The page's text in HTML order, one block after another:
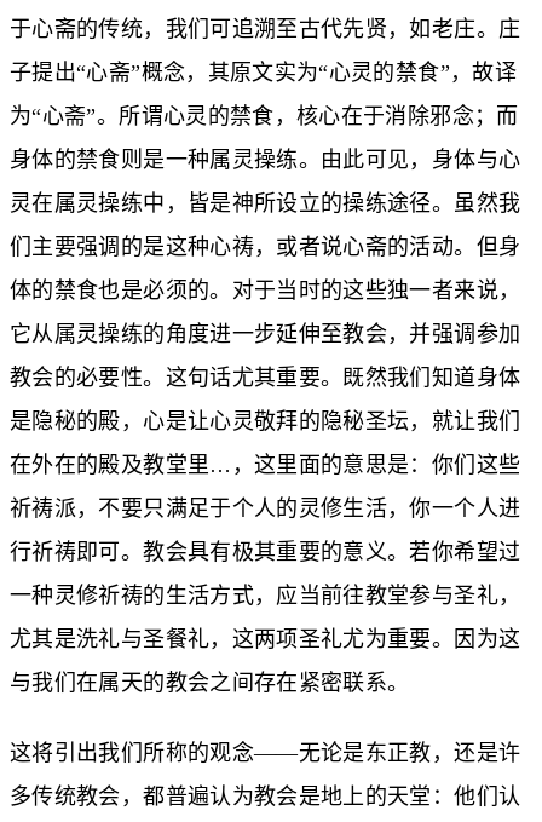
于心斋的传统，我们可追溯至古代先贤，如老庄。庄
子提出“心斋”概念，其原文实为“心灵的禁食”，故译
为“心斋”。所谓心灵的禁食，核心在于消除邪念；而
身体的禁食则是一种属灵操练。由此可见，身体与心
灵在属灵操练中，皆是神所设立的操练途径。虽然我
们主要强调的是这种心祷，或者说心斋的活动。但身
体的禁食也是必须的。对于当时的这些独一者来说，
它从属灵操练的角度进一步延伸至教会，并强调参加
教会的必要性。这句话尤其重要。既然我们知道身体
是隐秘的殿，心是让心灵敬拜的隐秘圣坛，就让我们
在外在的殿及教堂里…，这里面的意思是：你们这些
祈祷派，不要只满足于个人的灵修生活，你一个人进
行祈祷即可。教会具有极其重要的意义。若你希望过
一种灵修祈祷的生活方式，应当前往教堂参与圣礼，
尤其是洗礼与圣餐礼，这两项圣礼尤为重要。因为这
与我们在属天的教会之间存在紧密联系。
这将引出我们所称的观念——无论是东正教，还是许
多传统教会，都普遍认为教会是地上的天堂：他们认